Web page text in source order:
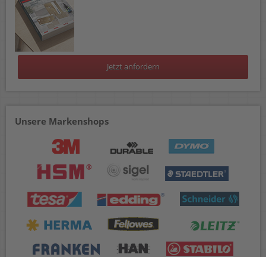
Jetzt anfordern
Unsere Markenshops